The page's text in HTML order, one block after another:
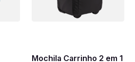
Mochila Carrinho 2 em 1